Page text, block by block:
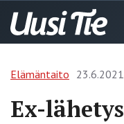
Elämäntaito 23.6.2021
Ex-